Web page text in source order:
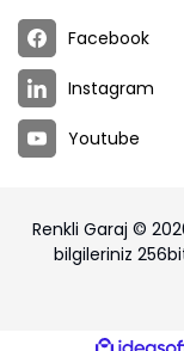
Facebook
Instagram
Youtube
Renkli Garaj ©
bilgileriniz